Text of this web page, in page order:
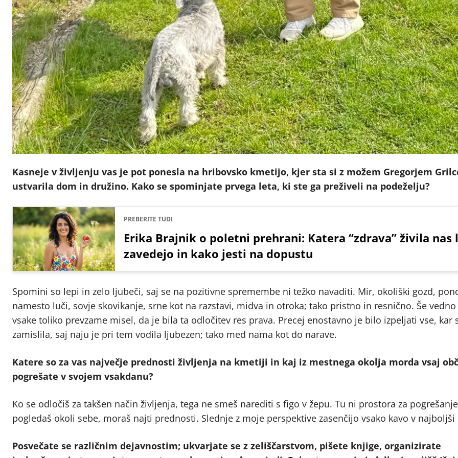
Kasneje v življenju vas je pot ponesla na hribovsko kmetijo, kjer sta si z možem Gregorjem
ustvarila dom in družino. Kako se spominjate prvega leta, ki ste ga preživeli na podeželju?
PREBERITE TUDI
Erika Brajnik o poletni prehrani: Katera “zdrava” živila nas
zavedejo in kako jesti na dopustu
Spomini so lepi in zelo ljubeči, saj se na pozitivne spremembe ni težko navaditi. Mir, okoliški gozd,
namesto luči, sovje skovikanje, srne kot na razstavi, midva in otroka; tako pristno in resnično. Še
vsake toliko prevzame misel, da je bila ta odločitev res prava. Precej enostavno je bilo izpeljati vse, kar
zamislila, saj naju je pri tem vodila ljubezen; tako med nama kot do narave.
Katere so za vas največje prednosti življenja na kmetiji in kaj iz mestnega okolja morda vsaj
pogrešate v svojem vsakdanu?
Ko se odločiš za takšen način življenja, tega ne smeš narediti s figo v žepu. Tu ni prostora za
pogledaš okoli sebe, moraš najti prednosti. Slednje z moje perspektive zasenčijo vsako kavo v najboljši
Posvečate se različnim dejavnostim; ukvarjate se z zeliščarstvom, pišete knjige, organizirate